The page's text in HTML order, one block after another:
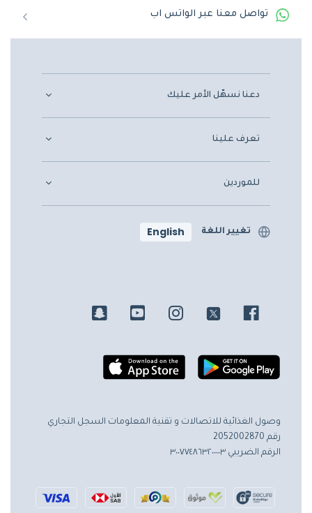
تواصل معنا عبر الواتس اب
دعنا نسهّل الأمر عليك
تعرف علينا
للموردين
تغيير اللغة English
وصول الغذائية للاتصالات و تقنية المعلومات السجل التجاري
رقم 2052002870
الرقم الضريبي ٣٠٠٧٧٤٨٦٣٢٠٠٠٠٣